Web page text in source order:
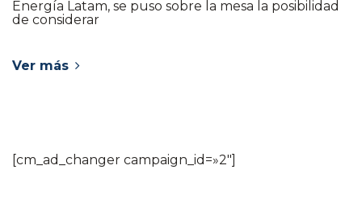
Energía Latam, se puso sobre la mesa la posibilidad
de considerar
Ver más
[cm_ad_changer campaign_id=»2″]